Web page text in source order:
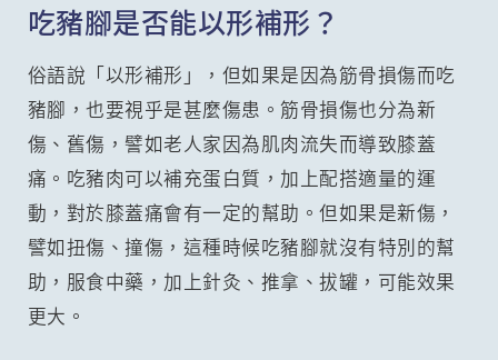
吃豬腳是否能以形補形？
俗語說「以形補形」，但如果是因為筋骨損傷而吃
豬腳，也要視乎是甚麼傷患。筋骨損傷也分為新
傷、舊傷，譬如老人家因為肌肉流失而導致膝蓋
痛。吃豬肉可以補充蛋白質，加上配搭適量的運
動，對於膝蓋痛會有一定的幫助。但如果是新傷，
譬如扭傷、撞傷，這種時候吃豬腳就沒有特別的幫
助，服食中藥，加上針灸、推拿、拔罐，可能效果
更大。